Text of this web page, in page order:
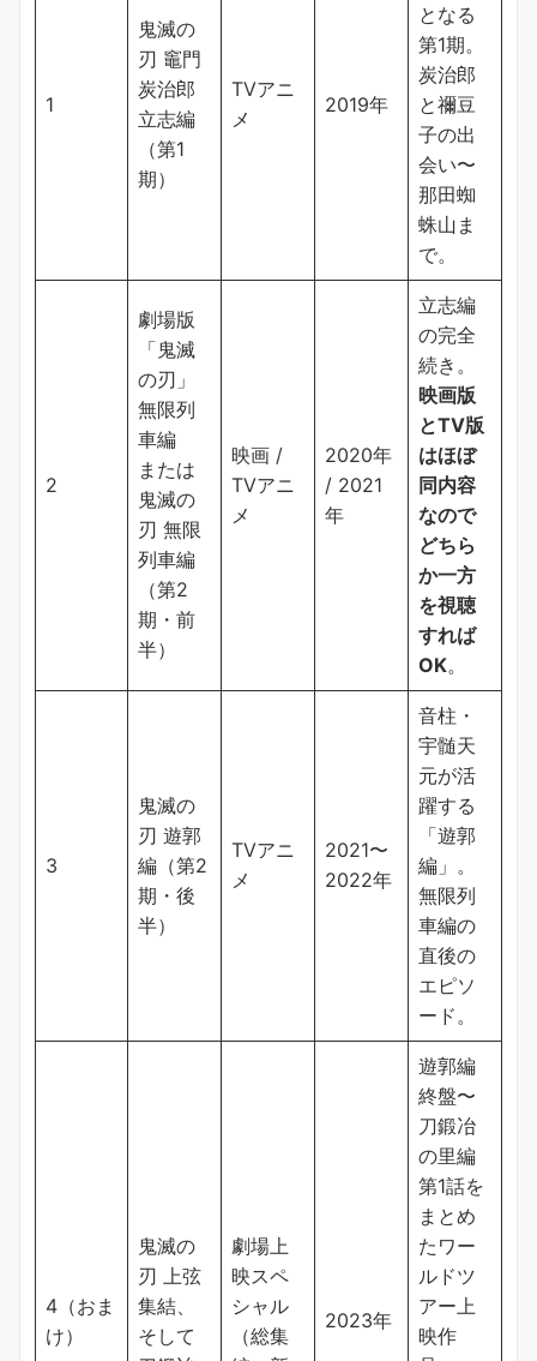
1
鬼滅の
刃 竈門
炭治郎
立志編
（第1
期）
TVアニ
メ
2019年
となる
第1期。
炭治郎
と禰󠄀豆
子の出
会い〜
那田蜘
蛛山ま
で。
2
劇場版
「鬼滅
の刃」
無限列
車編
または
鬼滅の
刃 無限
列車編
（第2
期・前
半）
映画 /
TVアニ
メ
2020年
/ 2021
年
立志編
の完全
続き。
映画版
とTV版
はほぼ
同内容
なので
どちら
か一方
を視聴
すれば
OK。
3
鬼滅の
刃 遊郭
編（第2
期・後
半）
TVアニ
メ
2021〜
2022年
音柱・
宇髄天
元が活
躍する
「遊郭
編」。
無限列
車編の
直後の
エピソ
ード。
4（おま
け）
鬼滅の
刃 上弦
集結、
そして
劇場上
映スペ
シャル
（総集
2023年
遊郭編
終盤〜
刀鍛冶
の里編
第1話を
まとめ
たワー
ルドツ
アー上
映作